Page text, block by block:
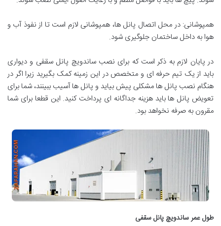
همپوشانی: در محل اتصال پانل ها، همپوشانی لازم است تا از نفوذ آب و
هوا به داخل ساختمان جلوگیری شود.
در پایان لازم به ذکر است که برای نصب ساندویچ پانل سقفی و دیواری
باید از یک تیم حرفه ای و متخصص در این زمینه کمک بگیرید زیرا اگر در
هنگام نصب پانل ها مشکلی پیش بیاید و پانل ها آسیب ببینند، شما برای
تعویض پانل ها باید هزینه جداگانه ای پرداخت کنید. این قطعا برای شما
مقرون به صرفه نخواهد بود.
طول عمر ساندویچ پانل سقفی